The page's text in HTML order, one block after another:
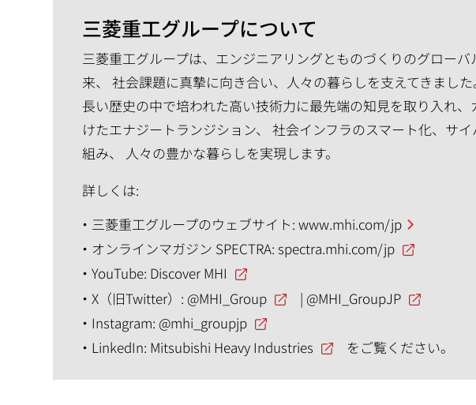
三菱重工グループについて
三菱重工グループは、エンジニアリングとものづくりのグロー
来、 社会課題に真摯に向き合い、人々の暮らしを支えてきました
長い歴史の中で培われた高い技術力に最先端の知見を取り入れ
けたエナジートランジション、 社会インフラのスマート化、サ
組み、 人々の豊かな暮らしを実現します。
詳しくは:
三菱重工グループのウェブサイト: www.mhi.com/jp
オンラインマガジン SPECTRA: spectra.mhi.com/jp
YouTube: Discover MHI
X（旧Twitter）: @MHI_Group | @MHI_GroupJP
Instagram: @mhi_groupjp
LinkedIn: Mitsubishi Heavy Industries をご覧ください。